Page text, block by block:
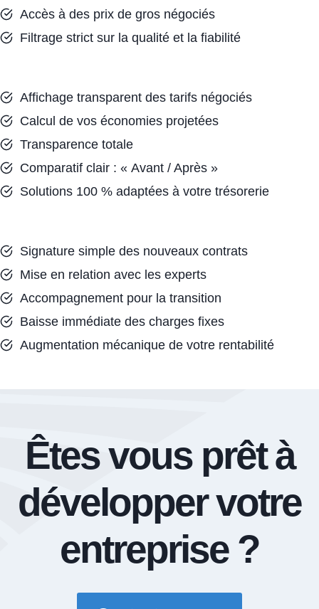
Accès à des prix de gros négociés
Filtrage strict sur la qualité et la fiabilité
Affichage transparent des tarifs négociés
Calcul de vos économies projetées
Transparence totale
Comparatif clair : « Avant / Après »
Solutions 100 % adaptées à votre trésorerie
Signature simple des nouveaux contrats
Mise en relation avec les experts
Accompagnement pour la transition
Baisse immédiate des charges fixes
Augmentation mécanique de votre rentabilité
Êtes vous prêt à
développer votre
entreprise ?